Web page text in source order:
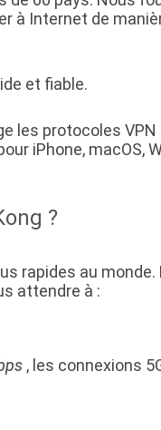
Internet de
et fiable.
protocoles VPN
iPhone, macOS,
?
rapides au
attendre à :
, les connexions